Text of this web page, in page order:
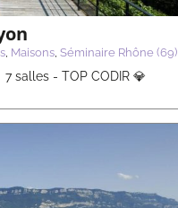
, Maisons, Séminaire Rhône (69)
7 salles - TOP CODIR 💎